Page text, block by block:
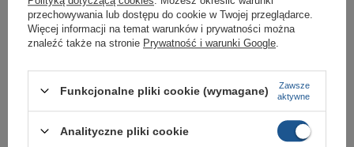
Marka Adidas
Symbol HQ1495
Gwarancja Gwarancja
Kolor
białe
czerwony
Materiał zewnętrzny
przechowywania lub dostępu do cookie w Twojej przeglądarce.
Więcej informacji na temat warunków i prywatności można
znaleźć także na stronie Prywatność i warunki Google
Funkcjonalne pliki cookie (wymagane)
Zawsze
aktywne
Analityczne pliki cookie